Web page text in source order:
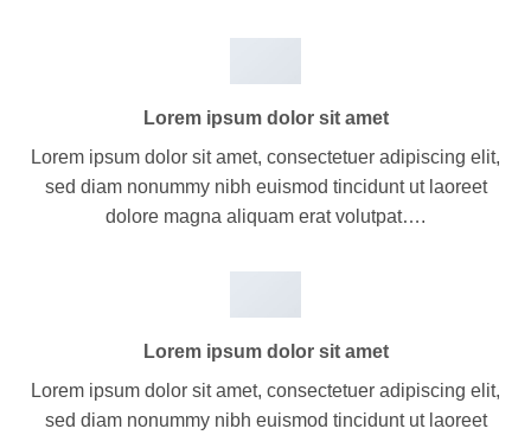
Lorem ipsum dolor sit amet
Lorem ipsum dolor sit amet, consectetuer adipiscing elit,
sed diam nonummy nibh euismod tincidunt ut laoreet
dolore magna aliquam erat volutpat….
Lorem ipsum dolor sit amet
Lorem ipsum dolor sit amet, consectetuer adipiscing elit,
sed diam nonummy nibh euismod tincidunt ut laoreet